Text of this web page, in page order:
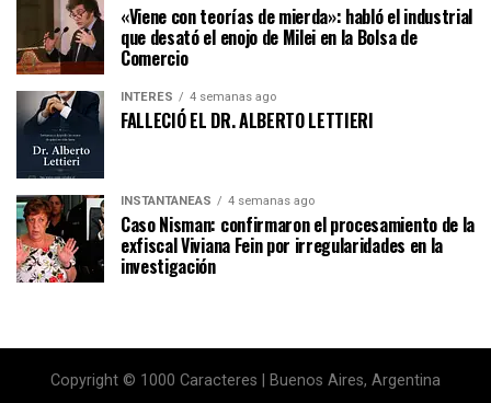
«Viene con teorías de mierda»: habló el industrial
que desató el enojo de Milei en la Bolsa de
Comercio
INTERÉS 4 semanas ago
FALLECIÓ EL DR. ALBERTO LETTIERI
INSTANTÁNEAS 4 semanas ago
Caso Nisman: confirmaron el procesamiento de la
exfiscal Viviana Fein por irregularidades en la
investigación
Copyright © 1000 Caracteres | Buenos Aires, Argentina